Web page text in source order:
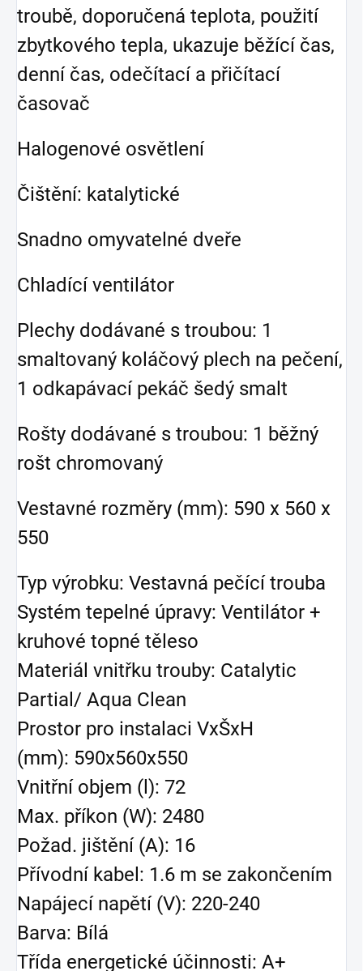
troubě, doporučená teplota, použití
zbytkového tepla, ukazuje běžící čas,
denní čas, odečítací a přičítací
časovač
Halogenové osvětlení
Čištění: katalytické
Snadno omyvatelné dveře
Chladící ventilátor
Plechy dodávané s troubou: 1
smaltovaný koláčový plech na pečení,
1 odkapávací pekáč šedý smalt
Rošty dodávané s troubou: 1 běžný
rošt chromovaný
Vestavné rozměry (mm): 590 x 560 x
550
Typ výrobku: Vestavná pečící trouba
Systém tepelné úpravy: Ventilátor +
kruhové topné těleso
Materiál vnitřku trouby: Catalytic
Partial/ Aqua Clean
Prostor pro instalaci VxŠxH
(mm): 590x560x550
Vnitřní objem (l): 72
Max. příkon (W): 2480
Požad. jištění (A): 16
Přívodní kabel: 1.6 m se zakončením
Napájecí napětí (V): 220-240
Barva: Bílá
Třída energetické účinnosti: A+